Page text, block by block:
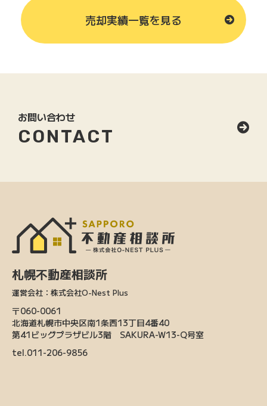
売却実績一覧を見る
お問い合わせ
CONTACT
札幌不動産相談所
運営会社：株式会社O-Nest Plus
〒060-0061
北海道札幌市中央区南1条西13丁目4番40
第41ビッグプラザビル3階 SAKURA-W13-Q号室
tel.011-206-9856